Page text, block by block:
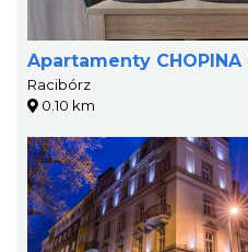
Apartamenty CHOPINA
Racibórz
0.10 km